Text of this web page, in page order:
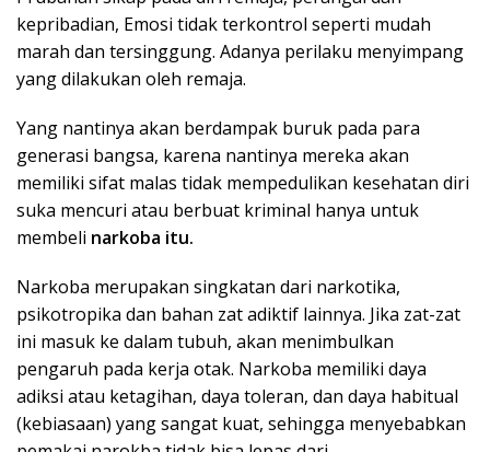
kepribadian, Emosi tidak terkontrol seperti mudah
marah dan tersinggung. Adanya perilaku menyimpang
yang dilakukan oleh remaja.
Yang nantinya akan berdampak buruk pada para
generasi bangsa, karena nantinya mereka akan
memiliki sifat malas tidak mempedulikan kesehatan diri
suka mencuri atau berbuat kriminal hanya untuk
membeli narkoba itu.
Narkoba merupakan singkatan dari narkotika,
psikotropika dan bahan zat adiktif lainnya. Jika zat-zat
ini masuk ke dalam tubuh, akan menimbulkan
pengaruh pada kerja otak. Narkoba memiliki daya
adiksi atau ketagihan, daya toleran, dan daya habitual
(kebiasaan) yang sangat kuat, sehingga menyebabkan